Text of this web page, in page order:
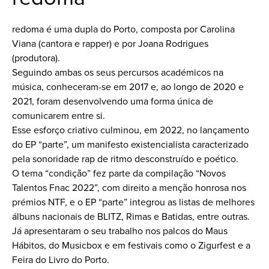
redoma é uma dupla do Porto, composta por Carolina
Viana (cantora e rapper) e por Joana Rodrigues
(produtora).
Seguindo ambas os seus percursos académicos na
música, conheceram-se em 2017 e, ao longo de 2020 e
2021, foram desenvolvendo uma forma única de
comunicarem entre si.
Esse esforço criativo culminou, em 2022, no lançamento
do EP “parte”, um manifesto existencialista caracterizado
pela sonoridade rap de ritmo desconstruído e poético.
O tema “condição” fez parte da compilação “Novos
Talentos Fnac 2022”, com direito a menção honrosa nos
prémios NTF, e o EP “parte” integrou as listas de melhores
álbuns nacionais de BLITZ, Rimas e Batidas, entre outras.
Já apresentaram o seu trabalho nos palcos do Maus
Hábitos, do Musicbox e em festivais como o Zigurfest e a
Feira do Livro do Porto.